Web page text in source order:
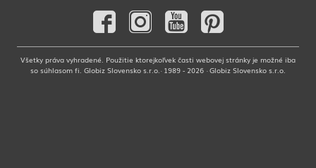
Všetky práva vyhradené. Použitie ktorejkoľvek časti webovej stránky je možné iba
so súhlasom fi. Globiz Slovensko s.r.o.· 1989 - 2026 · Globiz Slovensko s.r.o.